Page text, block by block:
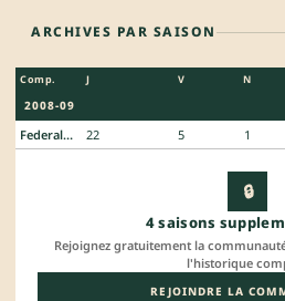
ARCHIVES PAR SAISON
Comp. J V N
2008-09
Federale 2 22 5 1
🔒
4 saisons
Rejoignez gratuitement la
l'historique
REJOINDRE LA